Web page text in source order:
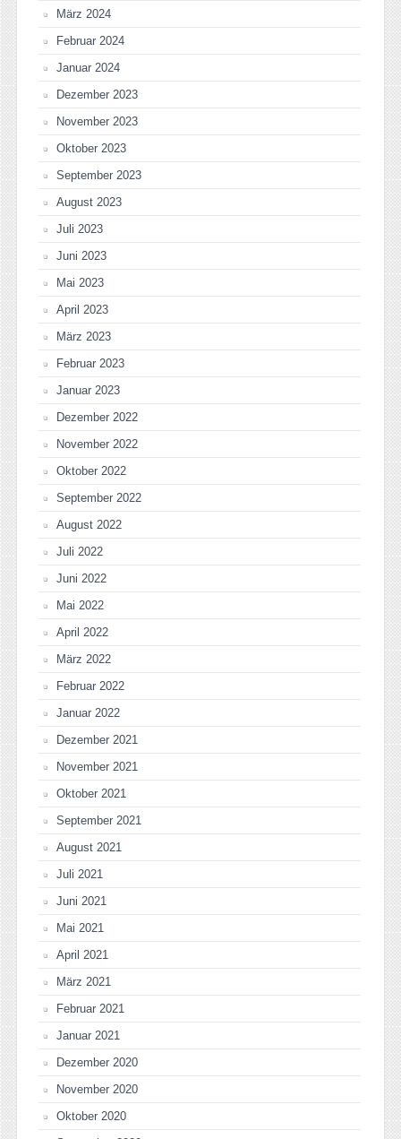
März 2024
Februar 2024
Januar 2024
Dezember 2023
November 2023
Oktober 2023
September 2023
August 2023
Juli 2023
Juni 2023
Mai 2023
April 2023
März 2023
Februar 2023
Januar 2023
Dezember 2022
November 2022
Oktober 2022
September 2022
August 2022
Juli 2022
Juni 2022
Mai 2022
April 2022
März 2022
Februar 2022
Januar 2022
Dezember 2021
November 2021
Oktober 2021
September 2021
August 2021
Juli 2021
Juni 2021
Mai 2021
April 2021
März 2021
Februar 2021
Januar 2021
Dezember 2020
November 2020
Oktober 2020